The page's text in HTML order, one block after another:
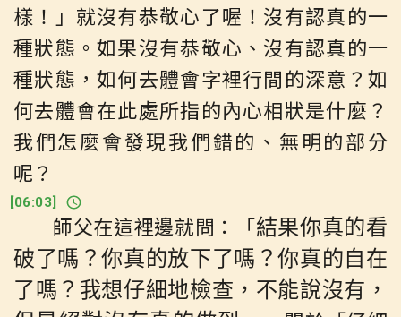
樣！」就沒有恭敬心了喔！沒有認真的一
種狀態。如果沒有恭敬心、沒有認真的一
種狀態，如何去體會字裡行間的深意？如
何去體會在此處所指的內心相狀是什麼？
我們怎麼會發現我們錯的、無明的部分
呢？
[06:03]
師父在這裡邊就問：「結果你真的看
破了嗎？你真的放下了嗎？你真的自在
了嗎？我想仔細地檢查，不能說沒有，